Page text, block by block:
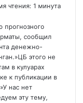
чтения: 1 минута
прогнозного
сообщил
денежно-
этого не
в кулуарах
к публикации в
нас нет
эту тему,